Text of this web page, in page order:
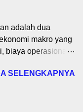
persentase cacat
: Tes atau
kualitas
Jawab : Siapa yang
Bisnis Digital
memahami
menganalisis
strategi
Mari kita mulai
adalah dua
makro yang
biaya operasional,
dampak inflasi serta
SELENGKAPNYA